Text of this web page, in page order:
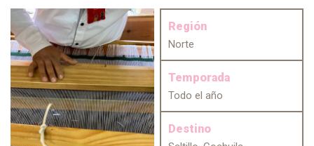
Región
Norte
Temporada
Todo el año
Destino